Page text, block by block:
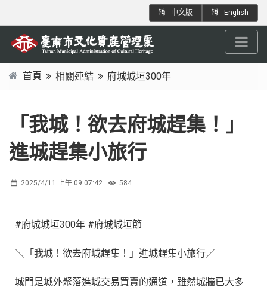
到
主
內
中文版 English
首頁 相關連結
府城城垣300年
「我城！欲去府城趕集！」
進城趕集小旅行
2025/4/11 上午 09:07:42 584
#府城城垣300年 #府城城垣節
＼「我城！欲去府城趕集！」進城趕集小旅行／
城門是城外聚落進城交易買賣的通道，雖然城牆已大多